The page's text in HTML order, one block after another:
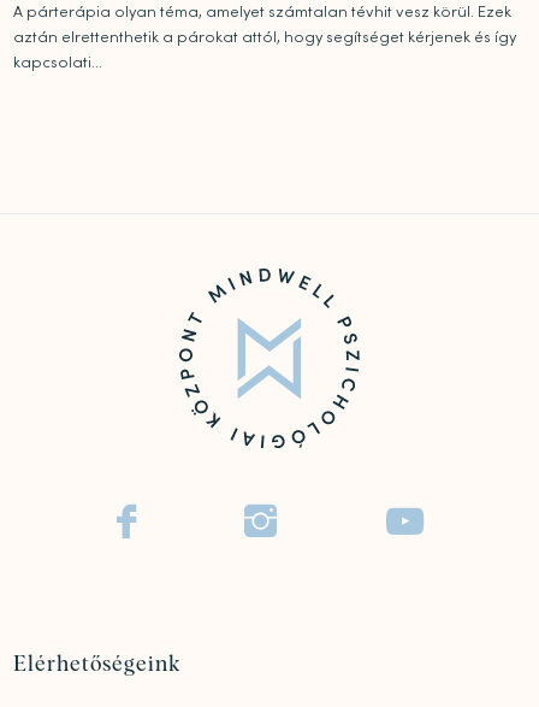
A párterápia olyan téma, amelyet számtalan tévhit vesz körül. Ezek
aztán elrettenthetik a párokat attól, hogy segítséget kérjenek és így
kapcsolati...
  
Elérhetőségeink